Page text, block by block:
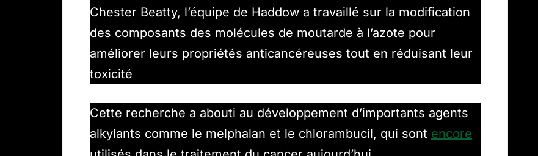
Chester Beatty, l’équipe de Haddow a travaillé sur la modification
des composants des molécules de moutarde à l’azote pour
améliorer leurs propriétés anticancéreuses tout en réduisant leur
toxicité
Cette recherche a abouti au développement d’importants agents
alkylants comme le melphalan et le chlorambucil, qui sont encore